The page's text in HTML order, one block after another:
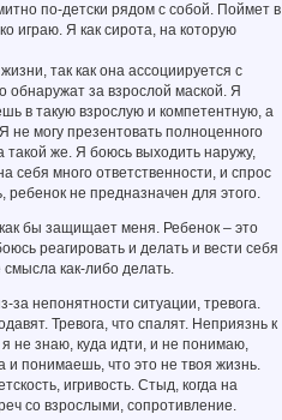
по-детски рядом с собой. Поймет в
играю. Я как сирота, на которую
так как она ассоциируется с
обнаружат за взрослой маской. Я
в такую взрослую и компетентную, а
не могу презентовать полноценного
такой же. Я боюсь выходить наружу,
себя много ответственности, и спрос
не предназначен для этого.
бы защищает меня. Ребенок – это
реагировать и делать и вести себя
смысла как-либо делать.
за непонятности ситуации, тревога.
Тревога, что спалят. Неприязнь к
не знаю, куда идти, и не понимаю,
и понимаешь, что это не твоя жизнь.
игривость. Стыд, когда на
со взрослыми, сопротивление.